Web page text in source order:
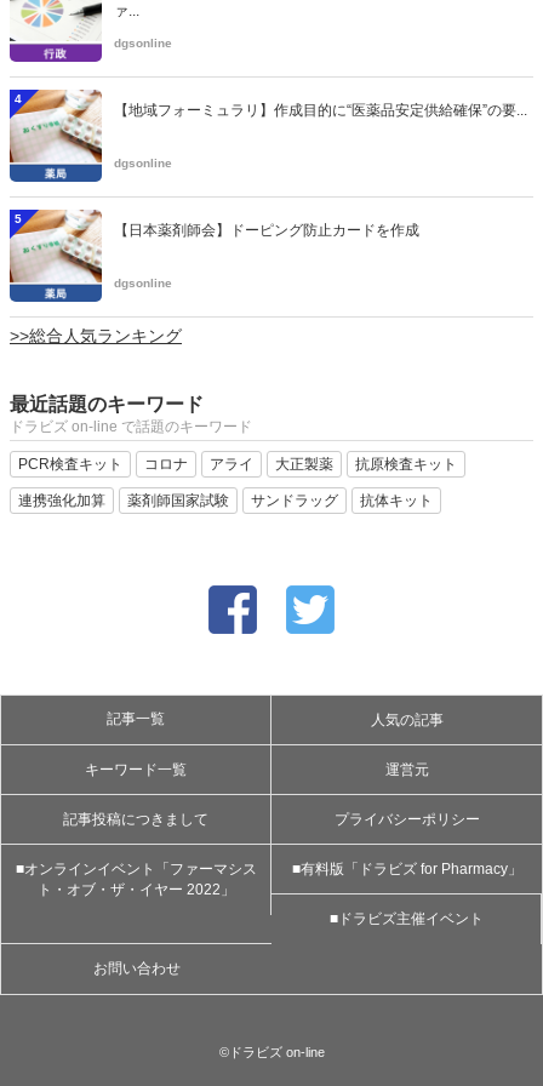
ァ...
dgsonline
4
【地域フォーミュラリ】作成目的に“医薬品安定供給確保”の要...
dgsonline
5
【日本薬剤師会】ドーピング防止カードを作成
dgsonline
>>総合人気ランキング
最近話題のキーワード
ドラビズ on-line で話題のキーワード
PCR検査キット コロナ アライ 大正製薬 抗原検査キット
連携強化加算 薬剤師国家試験 サンドラッグ 抗体キット
記事一覧 人気の記事
キーワード一覧 運営元
記事投稿につきまして プライバシーポリシー
■オンラインイベント「ファーマシス
ト・オブ・ザ・イヤー 2022」
■有料版「ドラビズ for Pharmacy」
■ドラビズ主催イベント
お問い合わせ
©ドラビズ on-line